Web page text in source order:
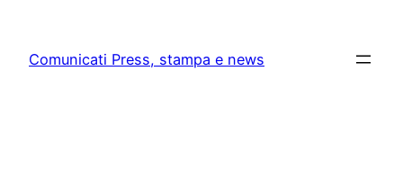
content
Comunicati Press, stampa e news